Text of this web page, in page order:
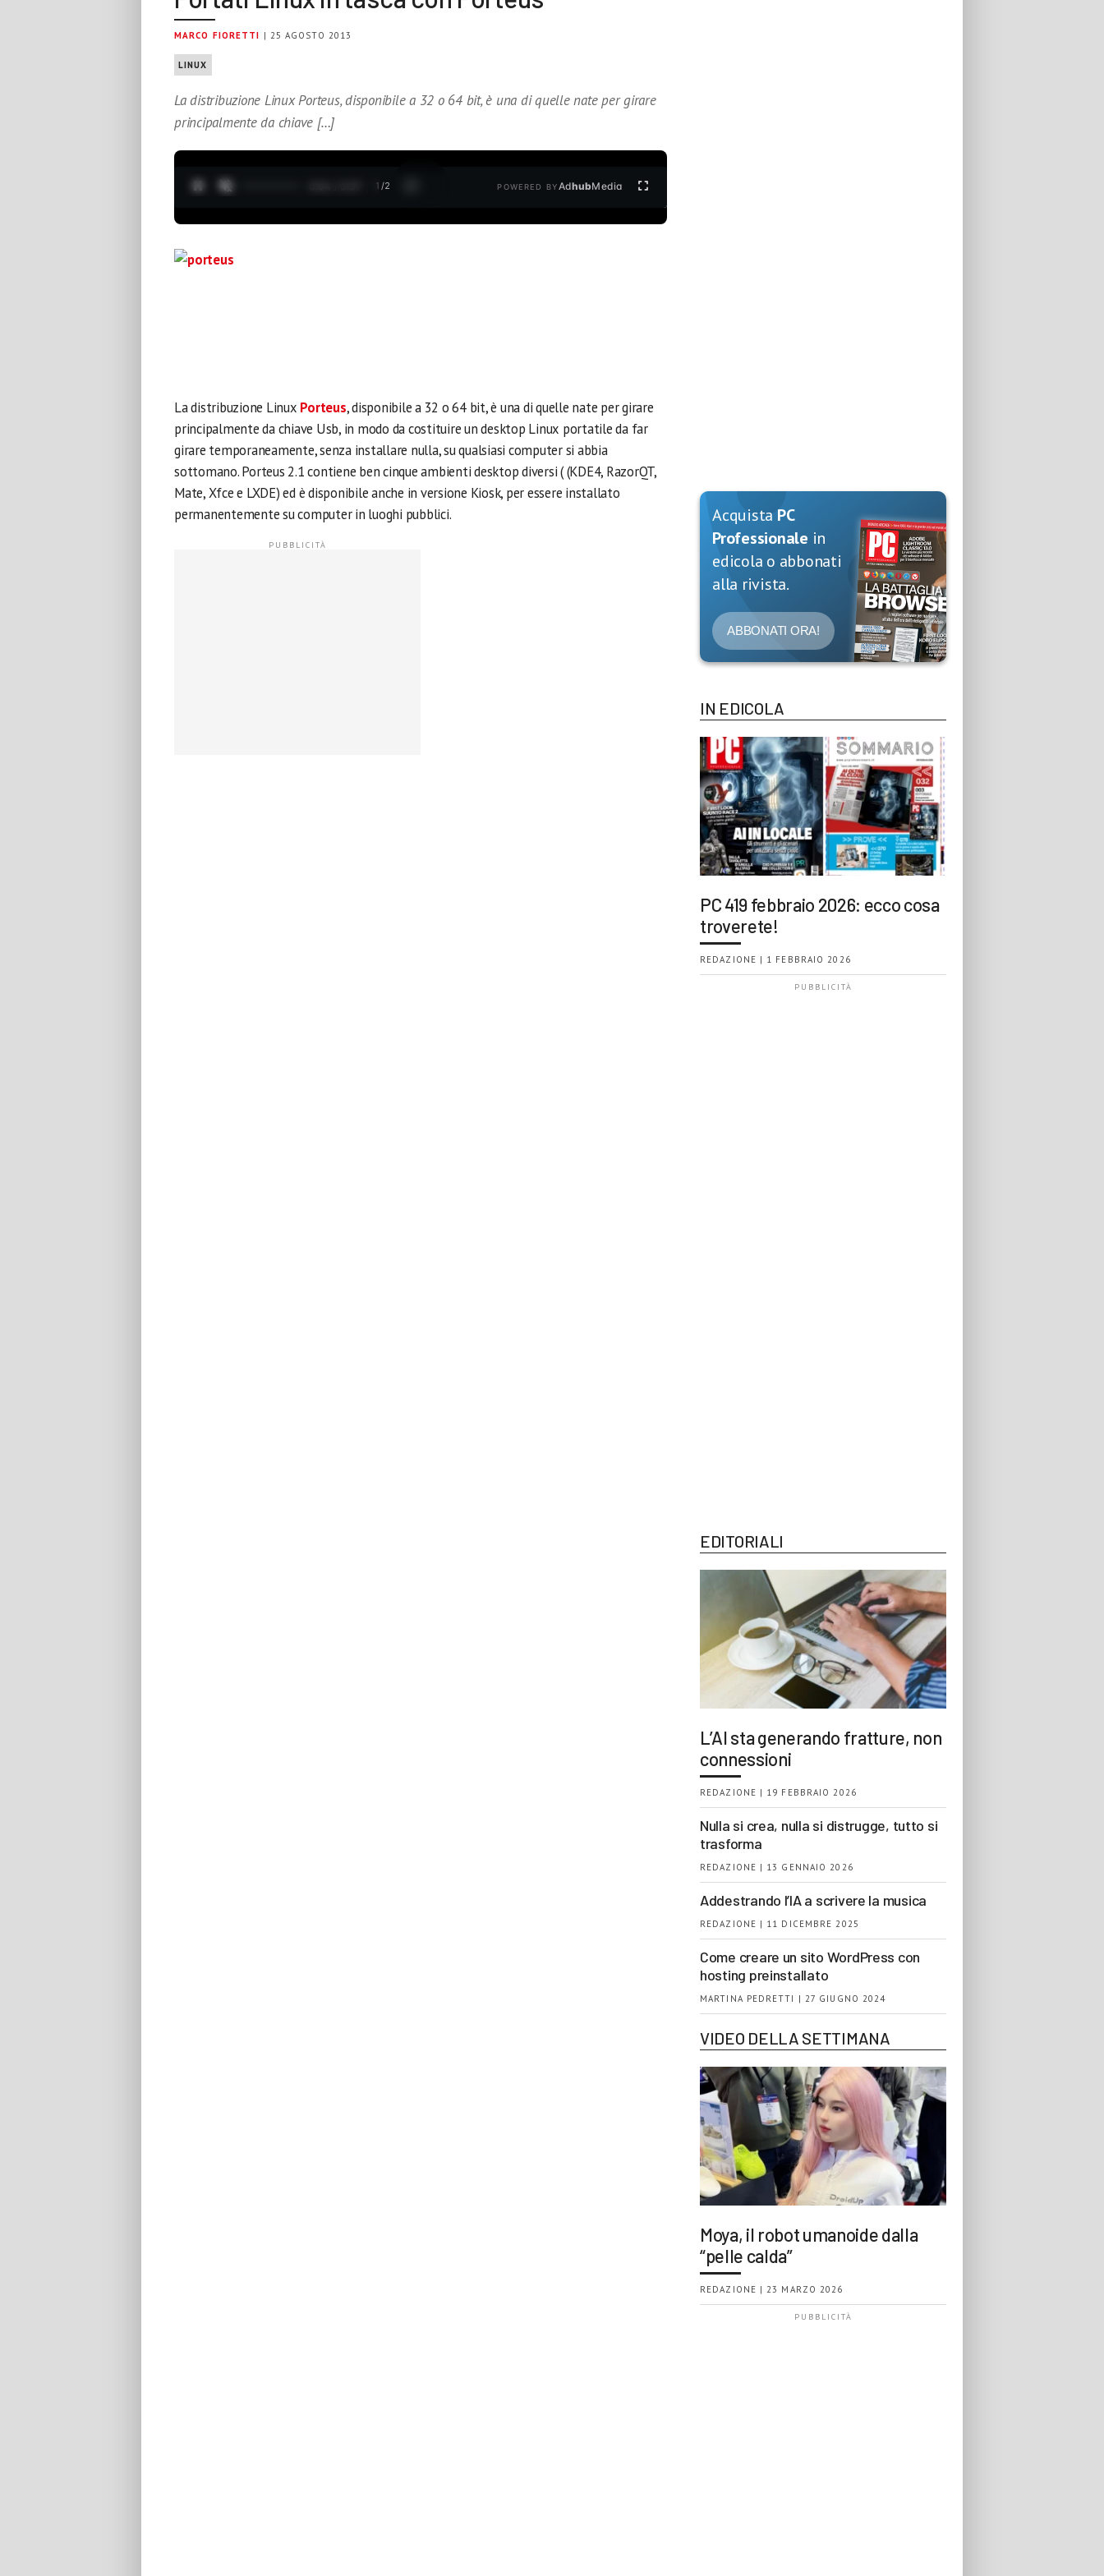
MARCO FIORETTI | 25 AGOSTO 2013
LINUX
La distribuzione Linux Porteus, disponibile a 32 o 64 bit, è una di quelle nate per girare
principalmente da chiave […]
1 /2 POWERED BYAdhubMedia
La distribuzione Linux Porteus, disponibile a 32 o 64 bit, è una di quelle nate per girare
principalmente da chiave Usb, in modo da costituire un desktop Linux portatile da far
girare temporaneamente, senza installare nulla, su qualsiasi computer si abbia
sottomano. Porteus 2.1 contiene ben cinque ambienti desktop diversi ( (KDE4, RazorQT,
Mate, Xfce e LXDE) ed è disponibile anche in versione Kiosk, per essere installato
permanentemente su computer in luoghi pubblici.
Acquista PC
Professionale in
edicola o abbonati
alla rivista.
ABBONATI ORA!
IN EDICOLA
PC 419 febbraio 2026: ecco cosa
troverete!
REDAZIONE | 1 FEBBRAIO 2026
EDITORIALI
L’AI sta generando fratture, non
connessioni
REDAZIONE | 19 FEBBRAIO 2026
Nulla si crea, nulla si distrugge, tutto si
trasforma
REDAZIONE | 13 GENNAIO 2026
Addestrando l’IA a scrivere la musica
REDAZIONE | 11 DICEMBRE 2025
Come creare un sito WordPress con
hosting preinstallato
MARTINA PEDRETTI | 27 GIUGNO 2024
VIDEO DELLA SETTIMANA
Moya, il robot umanoide dalla
“pelle calda”
REDAZIONE | 23 MARZO 2026